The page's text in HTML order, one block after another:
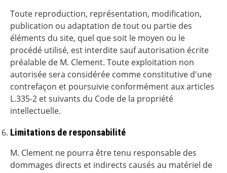
Toute reproduction, représentation, modification,
publication ou adaptation de tout ou partie des
éléments du site, quel que soit le moyen ou le
procédé utilisé, est interdite sauf autorisation écrite
préalable de M. Clement. Toute exploitation non
autorisée sera considérée comme constitutive d'une
contrefaçon et poursuivie conformément aux articles
L.335-2 et suivants du Code de la propriété
intellectuelle.
Limitations de responsabilité
M. Clement ne pourra être tenu responsable des
dommages directs et indirects causés au matériel de